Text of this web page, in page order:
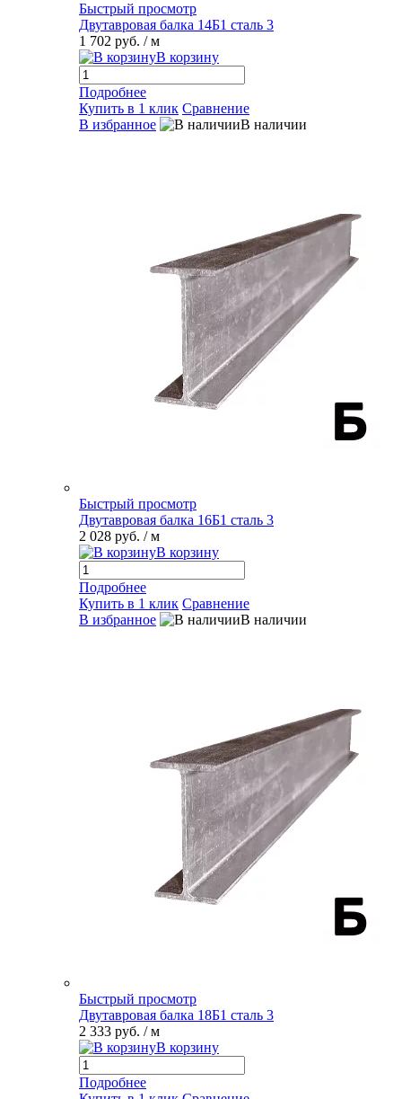
Быстрый просмотр
Двутавровая балка 14Б1 сталь 3
1 702 руб. / м
В корзину
Подробнее
Купить в 1 клик Сравнение
В избранное
В наличии
Быстрый просмотр
Двутавровая балка 16Б1 сталь 3
2 028 руб. / м
В корзину
Подробнее
Купить в 1 клик Сравнение
В избранное
В наличии
Быстрый просмотр
Двутавровая балка 18Б1 сталь 3
2 333 руб. / м
В корзину
Подробнее